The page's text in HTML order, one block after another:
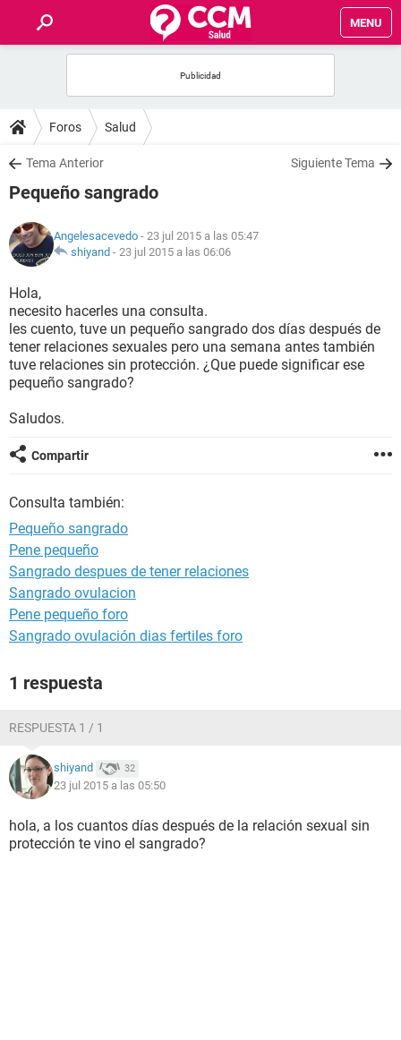
MENU
FOROS
SALUD
FAMILIA
NUTRICIÓN
BIENESTAR
SEXUALIDAD
GLOSARIO
Foros Salud
Tema Anterior Siguiente Tema
Pequeño sangrado
Angelesacevedo - 23 jul 2015 a las 05:47
shiyand - 23 jul 2015 a las 06:06
Hola,
necesito hacerles una consulta.
les cuento, tuve un pequeño sangrado dos días después de
tener relaciones sexuales pero una semana antes también
tuve relaciones sin protección. ¿Que puede significar ese
pequeño sangrado?
Saludos.
Compartir
Consulta también:
Pequeño sangrado
Pene pequeño
Sangrado despues de tener relaciones
Sangrado ovulacion
Pene pequeño foro
Sangrado ovulación dias fertiles foro
1 respuesta
RESPUESTA 1 / 1
shiyand 32
23 jul 2015 a las 05:50
hola, a los cuantos días después de la relación sexual sin
protección te vino el sangrado?